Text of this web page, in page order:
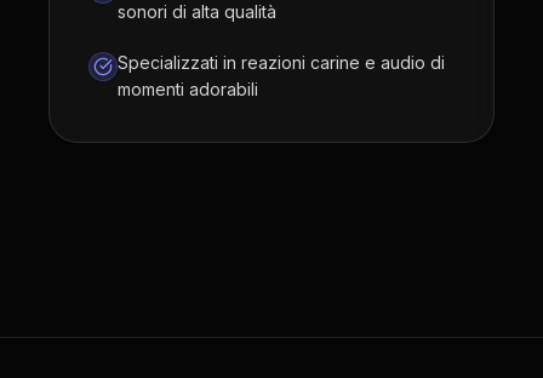
sonori di alta qualità
Specializzati in reazioni carine e audio di
momenti adorabili